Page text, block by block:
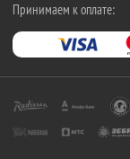
Принимаем к оплате: